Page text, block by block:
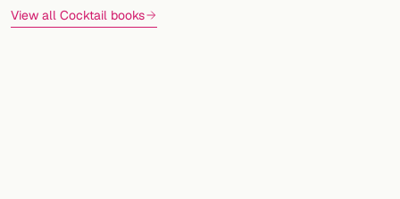
View all Cocktail books